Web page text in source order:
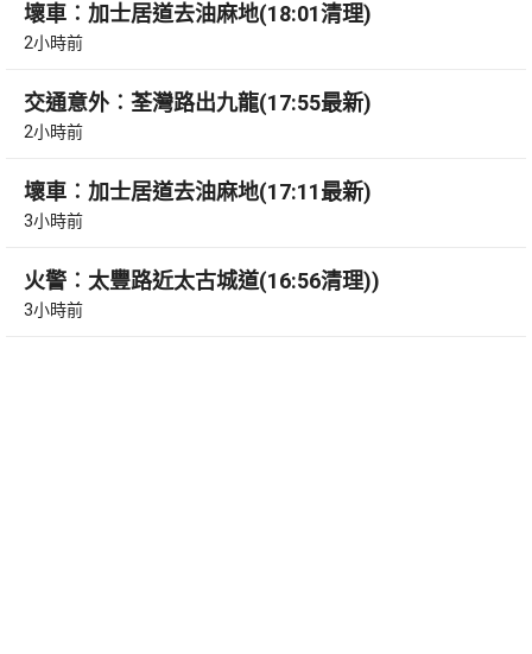
壞車︰加士居道去油麻地(18:01清理)
2小時前
交通意外︰荃灣路出九龍(17:55最新)
2小時前
壞車︰加士居道去油麻地(17:11最新)
3小時前
火警︰太豐路近太古城道(16:56清理))
3小時前